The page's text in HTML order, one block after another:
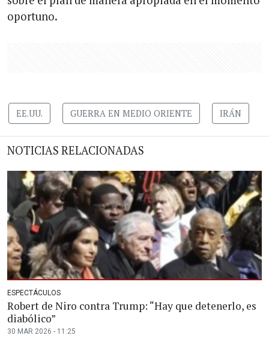
oportuno.
EE.UU. GUERRA EN MEDIO ORIENTE IRÁN
NOTICIAS RELACIONADAS
ESPECTÁCULOS
Robert de Niro contra Trump: “Hay que detenerlo, es
diabólico”
30 MAR 2026 - 11:25